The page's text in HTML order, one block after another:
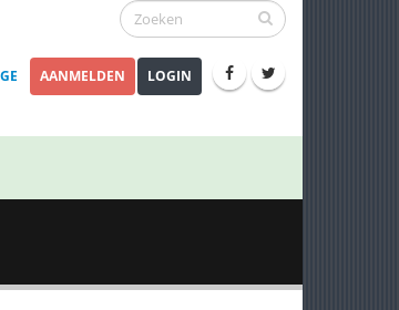
AANMELDEN LOGIN